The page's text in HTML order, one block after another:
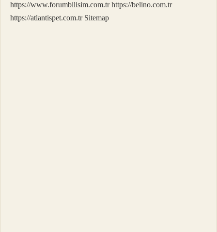
https://www.forumbilisim.com.tr https://belino.com.tr
https://atlantispet.com.tr Sitemap